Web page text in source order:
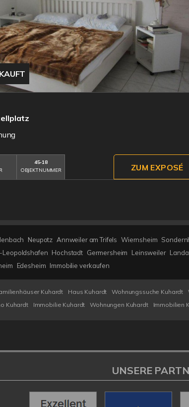
45-18
OBJEKTNUMMER
ZUM EXPOSÉ
Neupotz Annweiler am Trifels Wiernsheim
Leopoldshafen Hochstadt Germersheim Leinsweiler
Edesheim Immobilie verkaufen
Kuhardt Haus Kuhardt Wohnungssuche Kuhardt
Kuhardt Immobilie Kuhardt Wohnungen Kuhardt Immobilien
UNSERE